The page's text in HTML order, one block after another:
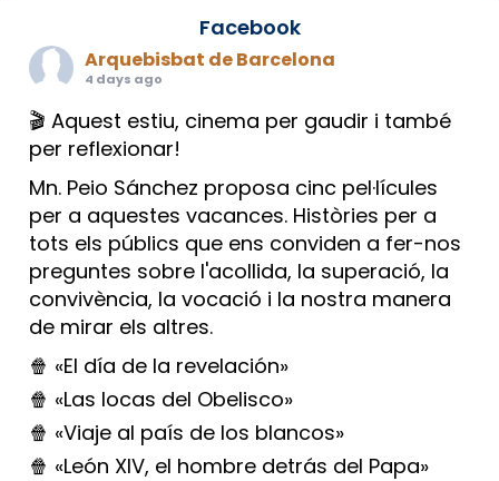
Facebook
Arquebisbat de Barcelona
4 days ago
🎬 Aquest estiu, cinema per gaudir i també
per reflexionar!
Mn. Peio Sánchez proposa cinc pel·lícules
per a aquestes vacances. Històries per a
tots els públics que ens conviden a fer-nos
preguntes sobre l'acollida, la superació, la
convivència, la vocació i la nostra manera
de mirar els altres.
🍿 «El día de la revelación»
🍿 «Las locas del Obelisco»
🍿 «Viaje al país de los blancos»
🍿 «León XIV, el hombre detrás del Papa»